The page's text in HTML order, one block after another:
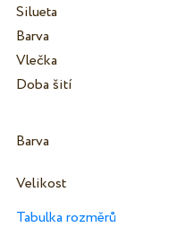
Silueta
Barva
Vlečka
Doba šití
Barva
Velikost
Tabulka rozměrů